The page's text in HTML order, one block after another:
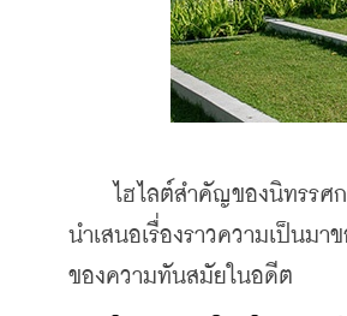
ไฮไลต์สำคัญของนิทรรศกา
นำเสนอเรื่องราวความเป็นม
ของความทันสมัยในอดีต